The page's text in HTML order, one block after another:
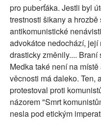
pro puberťáka. Jestli byl
trestnosti šikany a
antikomunistické
advokátce nedochází,
drasticky změnily....
Medka také není na
věcnosti má daleko. Ten,
protestoval proti
názorem "Smrt
nesla pod etickým